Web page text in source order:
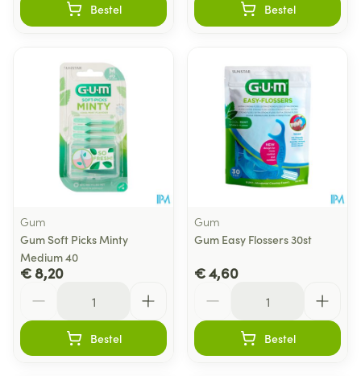
Bestel Bestel
Gum
Gum Soft Picks Minty
Medium 40
€ 8,20
Bestel
Gum
Gum Easy Flossers 30st
€ 4,60
Bestel